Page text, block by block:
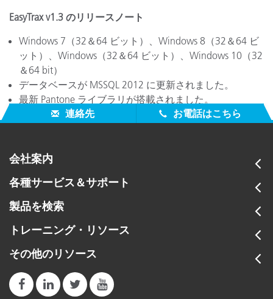
EasyTrax v1.3 のリリースノート
Windows 7（32＆64 ビット）、Windows 8（32＆64 ビ
ット）、Windows（32＆64 ビット）、Windows 10（32
＆64 bit）
データベースが MSSQL 2012 に更新されました。
最新 Pantone ライブラリが搭載されました。
連絡先
お電話はこちら
会社案内
各種サービス＆サポート
製品を検索
トレーニング・リソース
その他のリソース